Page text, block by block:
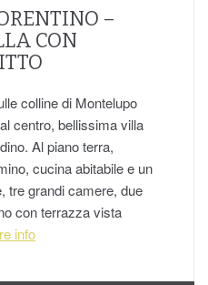
–
CON
colline di Montelupo
centro, bellissima villa
Al piano terra,
cucina abitabile e un
tre grandi camere, due
con terrazza vista
info